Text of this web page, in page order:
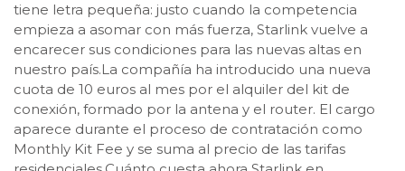
tiene letra pequeña: justo cuando la competencia
empieza a asomar con más fuerza, Starlink vuelve a
encarecer sus condiciones para las nuevas altas en
nuestro país.La compañía ha introducido una nueva
cuota de 10 euros al mes por el alquiler del kit de
conexión, formado por la antena y el router. El cargo
aparece durante el proceso de contratación como
Monthly Kit Fee y se suma al precio de las tarifas